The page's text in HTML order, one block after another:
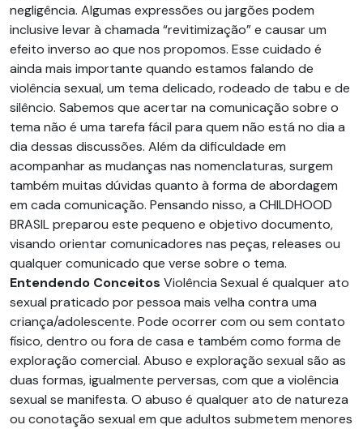
negligência. Algumas expressões ou jargões podem
inclusive levar à chamada “revitimização” e causar um
efeito inverso ao que nos propomos. Esse cuidado é
ainda mais importante quando estamos falando de
violência sexual, um tema delicado, rodeado de tabu e de
silêncio. Sabemos que acertar na comunicação sobre o
tema não é uma tarefa fácil para quem não está no dia a
dia dessas discussões. Além da dificuldade em
acompanhar as mudanças nas nomenclaturas, surgem
também muitas dúvidas quanto à forma de abordagem
em cada comunicação. Pensando nisso, a CHILDHOOD
BRASIL preparou este pequeno e objetivo documento,
visando orientar comunicadores nas peças, releases ou
qualquer comunicado que verse sobre o tema.
Entendendo Conceitos Violência Sexual é qualquer ato
sexual praticado por pessoa mais velha contra uma
criança/adolescente. Pode ocorrer com ou sem contato
físico, dentro ou fora de casa e também como forma de
exploração comercial. Abuso e exploração sexual são as
duas formas, igualmente perversas, com que a violência
sexual se manifesta. O abuso é qualquer ato de natureza
ou conotação sexual em que adultos submetem menores